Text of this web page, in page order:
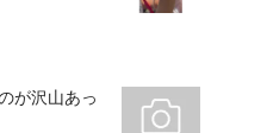
が沢山あっ